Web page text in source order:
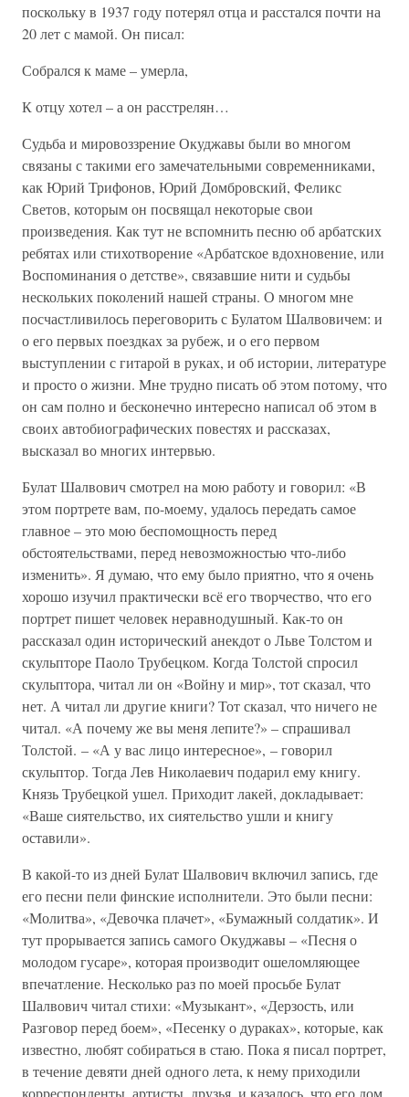
поскольку в 1937 году потерял отца и расстался почти на
20 лет с мамой. Он писал:
Собрался к маме – умерла,
К отцу хотел – а он расстрелян…
Судьба и мировоззрение Окуджавы были во многом
связаны с такими его замечательными современниками,
как Юрий Трифонов, Юрий Домбровский, Феликс
Светов, которым он посвящал некоторые свои
произведения. Как тут не вспомнить песню об арбатских
ребятах или стихотворение «Арбатское вдохновение, или
Воспоминания о детстве», связавшие нити и судьбы
нескольких поколений нашей страны. О многом мне
посчастливилось переговорить с Булатом Шалвовичем: и
о его первых поездках за рубеж, и о его первом
выступлении с гитарой в руках, и об истории, литературе
и просто о жизни. Мне трудно писать об этом потому, что
он сам полно и бесконечно интересно написал об этом в
своих автобиографических повестях и рассказах,
высказал во многих интервью.
Булат Шалвович смотрел на мою работу и говорил: «В
этом портрете вам, по-моему, удалось передать самое
главное – это мою беспомощность перед
обстоятельствами, перед невозможностью что-либо
изменить». Я думаю, что ему было приятно, что я очень
хорошо изучил практически всё его творчество, что его
портрет пишет человек неравнодушный. Как-то он
рассказал один исторический анекдот о Льве Толстом и
скульпторе Паоло Трубецком. Когда Толстой спросил
скульптора, читал ли он «Войну и мир», тот сказал, что
нет. А читал ли другие книги? Тот сказал, что ничего не
читал. «А почему же вы меня лепите?» – спрашивал
Толстой. – «А у вас лицо интересное», – говорил
скульптор. Тогда Лев Николаевич подарил ему книгу.
Князь Трубецкой ушел. Приходит лакей, докладывает:
«Ваше сиятельство, их сиятельство ушли и книгу
оставили».
В какой-то из дней Булат Шалвович включил запись, где
его песни пели финские исполнители. Это были песни:
«Молитва», «Девочка плачет», «Бумажный солдатик». И
тут прорывается запись самого Окуджавы – «Песня о
молодом гусаре», которая производит ошеломляющее
впечатление. Несколько раз по моей просьбе Булат
Шалвович читал стихи: «Музыкант», «Дерзость, или
Разговор перед боем», «Песенку о дураках», которые, как
известно, любят собираться в стаю. Пока я писал портрет,
в течение девяти дней одного лета, к нему приходили
корреспонденты, артисты, друзья, и казалось, что его дом